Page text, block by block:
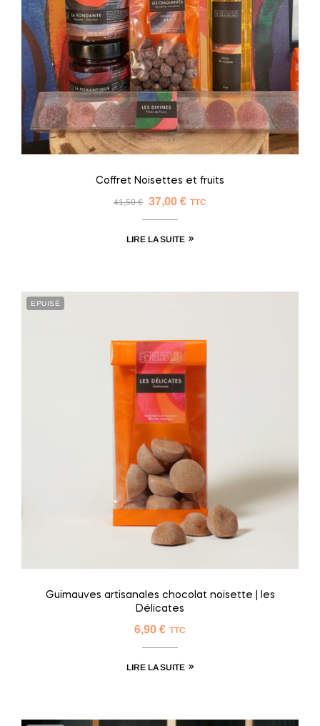
Coffret Noisettes et fruits
41,50€ 37,00 € TTC
LIRE LA SUITE
EPUISÉ
Guimauves artisanales chocolat noisette | les
Délicates
6,90 € TTC
LIRE LA SUITE